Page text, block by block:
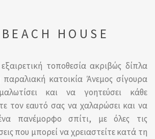
HOUSE
τοποθεσία ακριβώς δίπλα
κατοικία Άνεμος σίγουρα
και να γοητεύσει κάθε
τον εαυτό σας να χαλαρώσει και να
πανέμορφο σπίτι, με όλες τις
που μπορεί να χρειαστείτε κατά τη